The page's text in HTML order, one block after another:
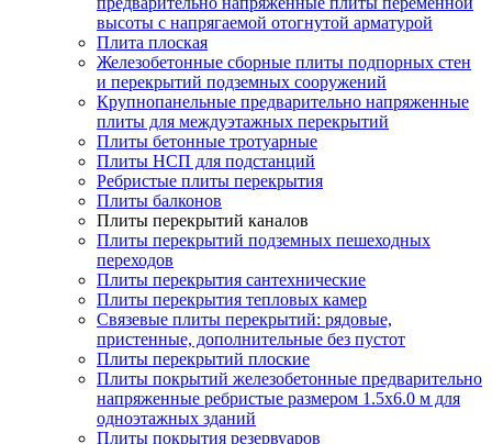
высоты с напрягаемой отогнутой арматурой
Плита плоская
Железобетонные сборные плиты подпорных стен
и перекрытий подземных сооружений
Крупнопанельные предварительно напряженные
плиты для междуэтажных перекрытий
Плиты бетонные тротуарные
Плиты НСП для подстанций
Ребристые плиты перекрытия
Плиты балконов
Плиты перекрытий каналов
Плиты перекрытий подземных пешеходных
переходов
Плиты перекрытия сантехнические
Плиты перекрытия тепловых камер
Связевые плиты перекрытий: рядовые,
пристенные, дополнительные без пустот
Плиты перекрытий плоские
Плиты покрытий железобетонные предварительно
напряженные ребристые размером 1.5х6.0 м для
одноэтажных зданий
Плиты покрытия резервуаров